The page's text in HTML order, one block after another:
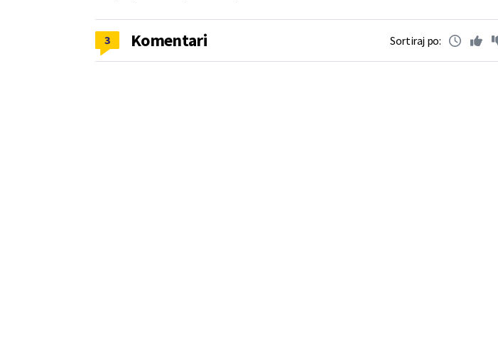
3 Komentari Sortiraj po: